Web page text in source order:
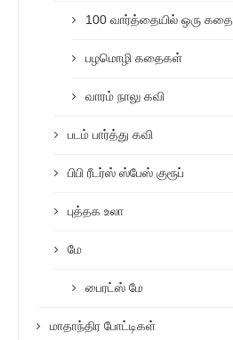
100 வார்த்தையில் ஒரு கதை
பழமொழி கதைகள்
வாரம் நாலு கவி
படம் பார்த்து கவி
பிபி ரீடர்ஸ் ஸ்பேஸ் குரூப்
புத்தக உலா
மே
பைரட்ஸ் மே
மாதாந்திர போட்டிகள்